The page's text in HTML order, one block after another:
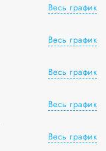
Весь график
Весь график
Весь график
Весь график
Весь график